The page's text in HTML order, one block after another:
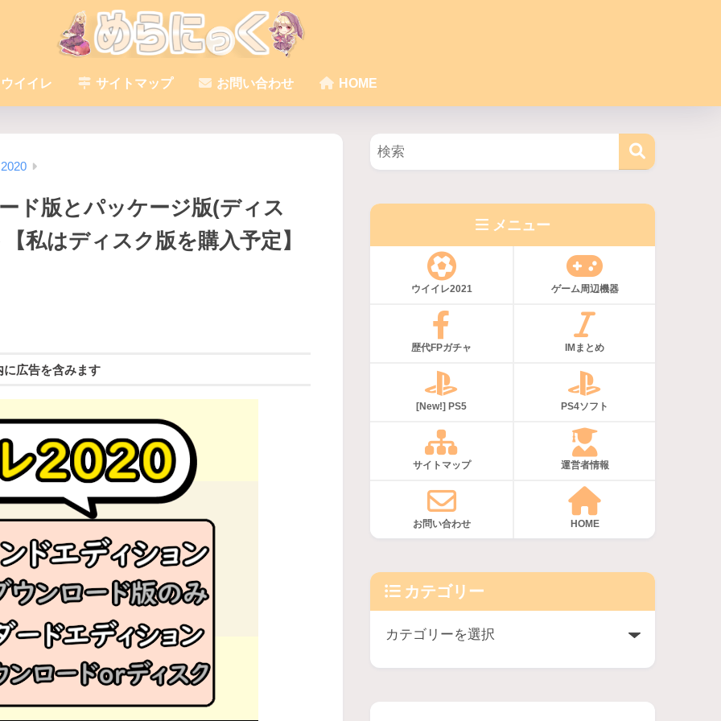
イイレ サイトマップ お問い合わせ HOME
ド版とパッケージ版(ディス
私はディスク版を購入予定】
に広告を含みます
メニュー
ウイイレ2021 ゲーム周辺機器
歴代FPガチャ IMまとめ
[New!] PS5 PS4ソフト
サイトマップ 運営者情報
お問い合わせ HOME
カテゴリー